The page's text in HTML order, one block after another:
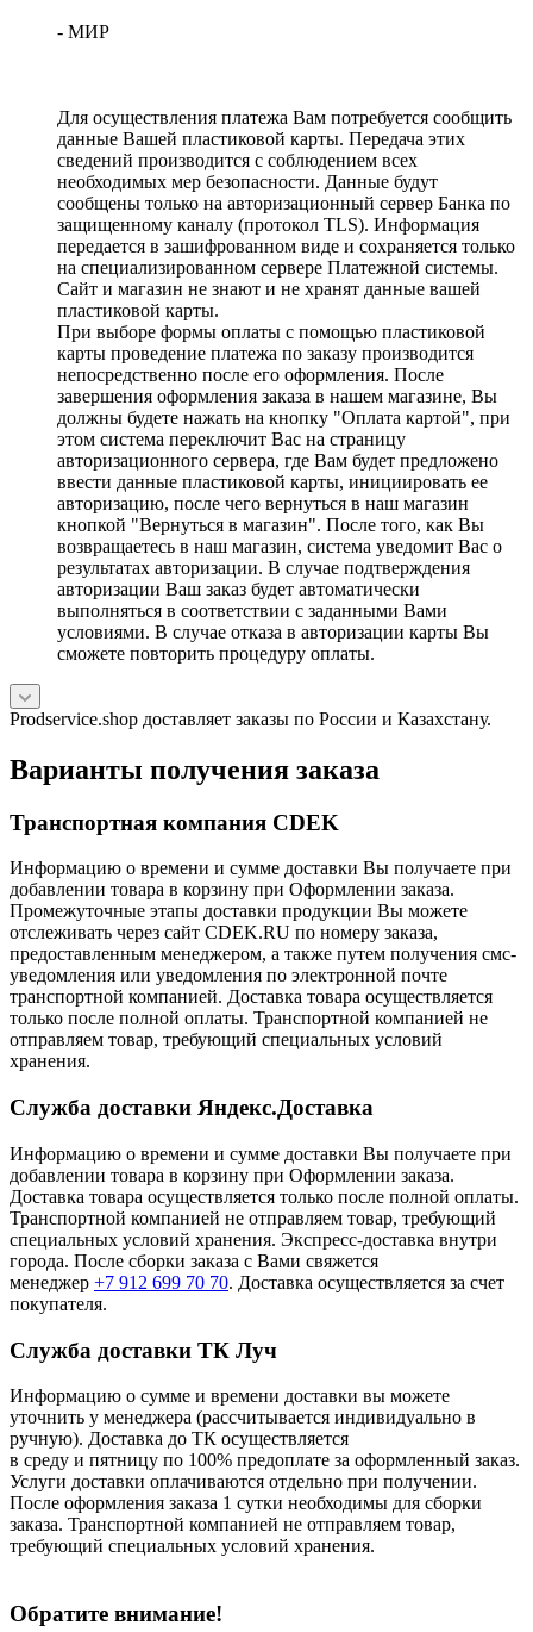
- МИР
Для осуществления платежа Вам потребуется сообщить
данные Вашей пластиковой карты. Передача этих
сведений производится с соблюдением всех
необходимых мер безопасности. Данные будут
сообщены только на авторизационный сервер Банка по
защищенному каналу (протокол TLS). Информация
передается в зашифрованном виде и сохраняется только
на специализированном сервере Платежной системы.
Сайт и магазин не знают и не хранят данные вашей
пластиковой карты.
При выборе формы оплаты с помощью пластиковой
карты проведение платежа по заказу производится
непосредственно после его оформления. После
завершения оформления заказа в нашем магазине, Вы
должны будете нажать на кнопку "Оплата картой", при
этом система переключит Вас на страницу
авторизационного сервера, где Вам будет предложено
ввести данные пластиковой карты, инициировать ее
авторизацию, после чего вернуться в наш магазин
кнопкой "Вернуться в магазин". После того, как Вы
возвращаетесь в наш магазин, система уведомит Вас о
результатах авторизации. В случае подтверждения
авторизации Ваш заказ будет автоматически
выполняться в соответствии с заданными Вами
условиями. В случае отказа в авторизации карты Вы
сможете повторить процедуру оплаты.
Prodservice.shop доставляет заказы по России и Казахстану.
Варианты получения заказа
Транспортная компания CDEK
Информацию о времени и сумме доставки Вы получаете при
добавлении товара в корзину при Оформлении заказа.
Промежуточные этапы доставки продукции Вы можете
отслеживать через сайт CDEK.RU по номеру заказа,
предоставленным менеджером, а также путем получения смс-
уведомления или уведомления по электронной почте
транспортной компанией. Доставка товара осуществляется
только после полной оплаты. Транспортной компанией не
отправляем товар, требующий специальных условий
хранения.
Служба доставки Яндекс.Доставка
Информацию о времени и сумме доставки Вы получаете при
добавлении товара в корзину при Оформлении заказа.
Доставка товара осуществляется только после полной оплаты.
Транспортной компанией не отправляем товар, требующий
специальных условий хранения. Экспресс-доставка внутри
города. После сборки заказа с Вами свяжется
менеджер +7 912 699 70 70. Доставка осуществляется за счет
покупателя.
Служба доставки ТК Луч
Информацию о сумме и времени доставки вы можете
уточнить у менеджера (рассчитывается индивидуально в
ручную). Доставка до ТК осуществляется
в среду и пятницу по 100% предоплате за оформленный заказ.
Услуги доставки оплачиваются отдельно при получении.
После оформления заказа 1 сутки необходимы для сборки
заказа. Транспортной компанией не отправляем товар,
требующий специальных условий хранения.
Обратите внимание!